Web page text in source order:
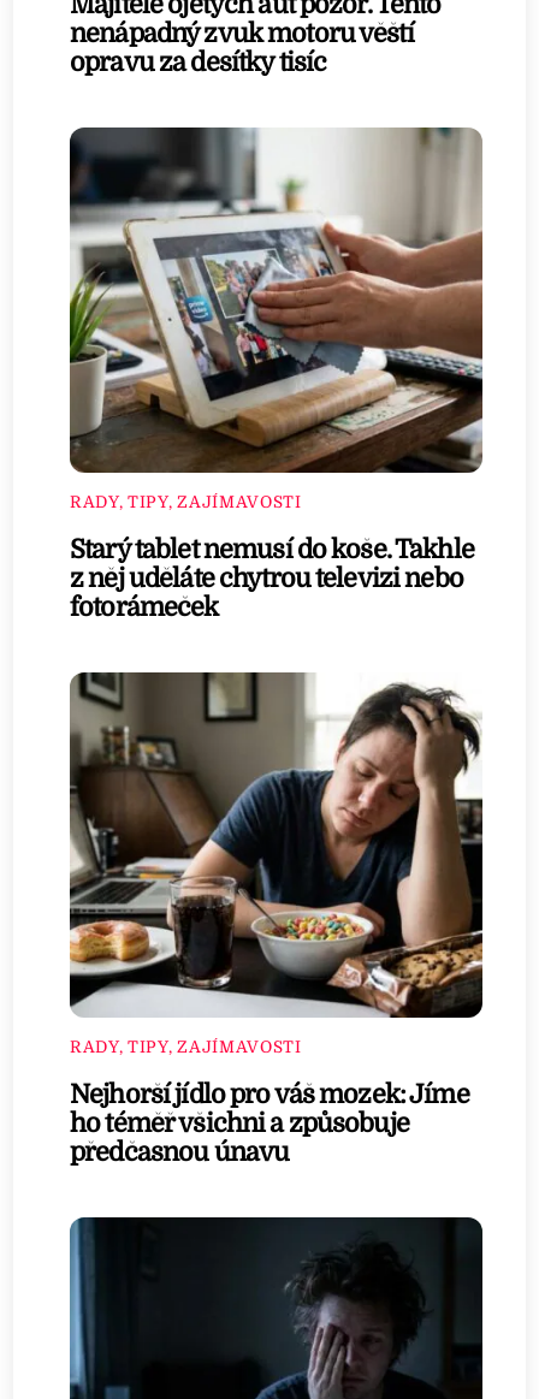
nenápadný zvuk motoru věští
opravu za desítky tisíc
RADY, TIPY, ZAJÍMAVOSTI
Starý tablet nemusí do koše. Takhle
z něj uděláte chytrou televizi nebo
fotorámeček
RADY, TIPY, ZAJÍMAVOSTI
Nejhorší jídlo pro váš mozek: Jíme
ho téměř všichni a způsobuje
předčasnou únavu